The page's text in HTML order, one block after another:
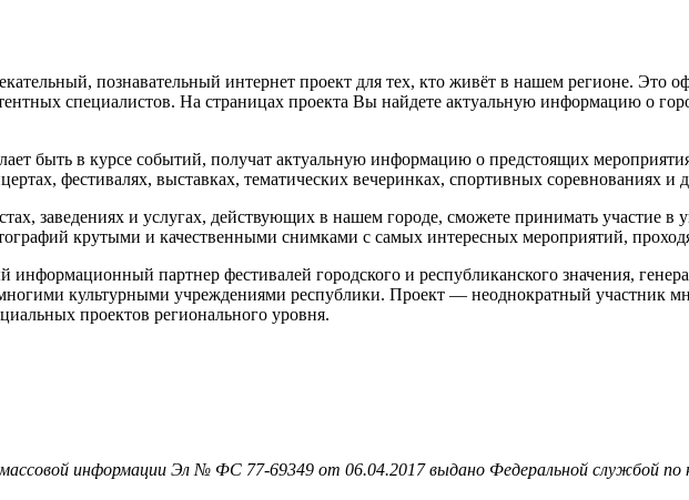
познавательный интернет проект для тех, кто живёт в нашем регионе. Это
специалистов. На страницах проекта Вы найдете актуальную информацию о
быть в курсе событий, получат актуальную информацию о предстоящих
фестивалях, выставках, тематических вечеринках, спортивных соревнованиях и
заведениях и услугах, действующих в нашем городе, сможете принимать участие в
крутыми и качественными снимками с самых интересных мероприятий,
партнер фестивалей городского и республиканского значения,
культурными учреждениями республики. Проект — неоднократный участник
проектов регионального уровня.
информации Эл № ФС 77-69349 от 06.04.2017 выдано Федеральной службой по